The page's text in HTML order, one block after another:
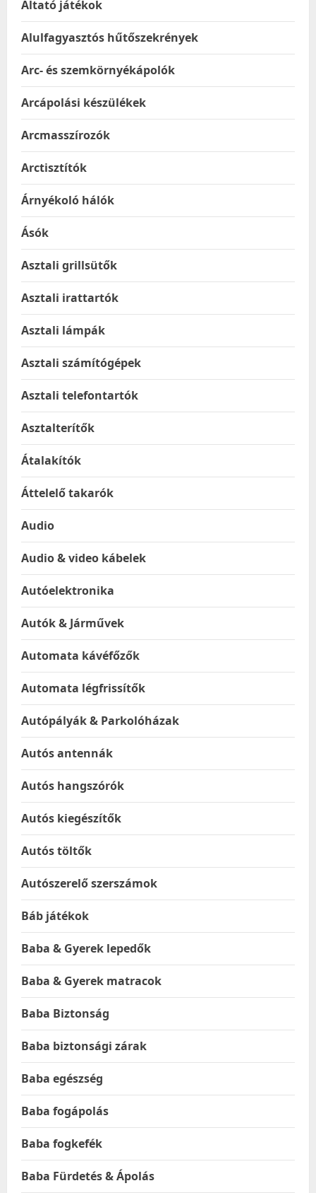
Altató játékok
Alulfagyasztós hűtőszekrények
Arc- és szemkörnyékápolók
Arcápolási készülékek
Arcmasszírozók
Arctisztítók
Árnyékoló hálók
Ásók
Asztali grillsütők
Asztali irattartók
Asztali lámpák
Asztali számítógépek
Asztali telefontartók
Asztalterítők
Átalakítók
Áttelelő takarók
Audio
Audio & video kábelek
Autóelektronika
Autók & Járművek
Automata kávéfőzők
Automata légfrissítők
Autópályák & Parkolóházak
Autós antennák
Autós hangszórók
Autós kiegészítők
Autós töltők
Autószerelő szerszámok
Báb játékok
Baba & Gyerek lepedők
Baba & Gyerek matracok
Baba Biztonság
Baba biztonsági zárak
Baba egészség
Baba fogápolás
Baba fogkefék
Baba Fürdetés & Ápolás